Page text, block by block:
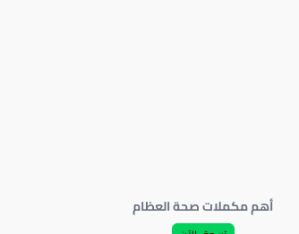
أهم مكملات صحة العظام